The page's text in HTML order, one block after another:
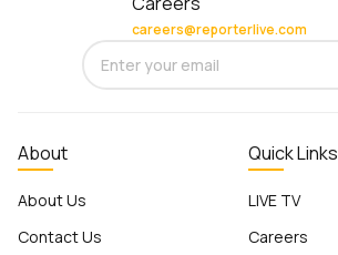
careers@reporterlive.com
About
About Us
Contact Us
Quick Links
LIVE TV
Careers